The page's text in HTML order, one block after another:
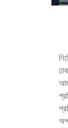
আজ